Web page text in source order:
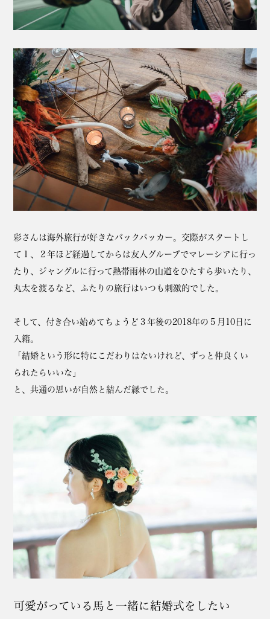
彩さんは海外旅行が好きなバックパッカー。交際がスタートし
て１、２年ほど経過してからは友人グループでマレーシアに行っ
たり、ジャングルに行って熱帯雨林の山道をひたすら歩いたり、
丸太を渡るなど、ふたりの旅行はいつも刺激的でした。
そして、付き合い始めてちょうど３年後の2018年の５月10日に
入籍。
「結婚という形に特にこだわりはないけれど、ずっと仲良くい
られたらいいな」
と、共通の思いが自然と結んだ縁でした。
可愛がっている馬と一緒に結婚式をしたい